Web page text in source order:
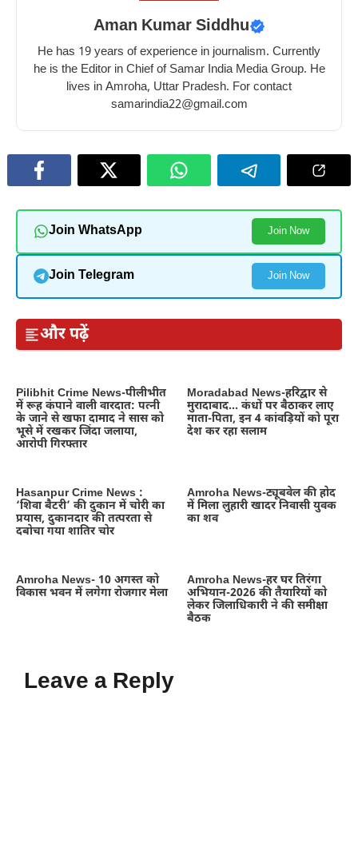
Aman Kumar Siddhu
He has 19 years of experience in journalism. Currently
he is the Editor in Chief of Samar India Media Group. He
lives in Amroha, Uttar Pradesh. For contact
samarindia22@gmail.com
Join WhatsApp Join Now
Join Telegram Join Now
और पढ़ें
Pilibhit Crime News-पीलीभीत
में रूह कंपाने वाली वारदात: पत्नी
के जाने से खफा दामाद ने सास को
भूसे में रखकर जिंदा जलाया,
आरोपी गिरफ्तार
Moradabad News-हरिद्वार से
मुरादाबाद… कंधों पर बैठाकर लाए
माता-पिता, इन 4 कांवड़ियों को पूरा
देश कर रहा सलाम
Hasanpur Crime News :
‘शिवा बैटरी’ की दुकान में चोरी का
प्रयास, दुकानदार की तत्परता से
दबोचा गया शातिर चोर
Amroha News-ट्यूबवेल की होद
में मिला लुहारी खादर निवासी युवक
का शव
Amroha News- 10 अगस्त को
विकास भवन में लगेगा रोजगार मेला
Amroha News-हर घर तिरंगा
अभियान-2026 की तैयारियों को
लेकर जिलाधिकारी ने की समीक्षा
बैठक
Leave a Reply